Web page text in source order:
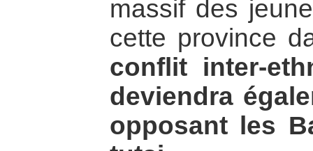
massif des
cette province
conflit inter-
deviendra
opposant les